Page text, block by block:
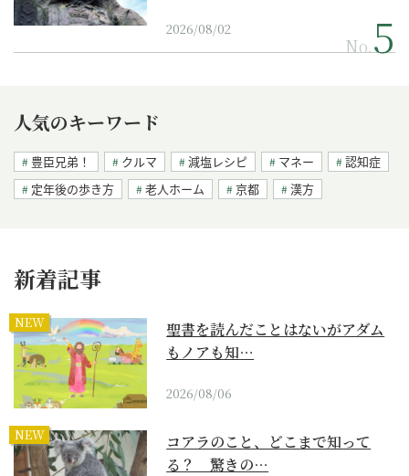
2026/08/02
No.
人気のキーワード
豊臣兄弟！ クルマ 減塩レシピ マネー
認知症
定年後の歩き方
老人ホーム 京都 漢方
新着記事
NEW
聖書を読んだことはないがアダム
もノアも知…
2026/08/06
NEW
コアラのこと、どこまで知って
る？ 驚きの…